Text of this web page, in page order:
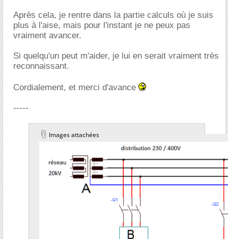
Après cela, je rentre dans la partie calculs où je suis
plus à l'aise, mais pour l'instant je ne peux pas
vraiment avancer.
Si quelqu'un peut m'aider, je lui en serait vraiment très
reconnaissant.
Cordialement, et merci d'avance
-----
Images attachées